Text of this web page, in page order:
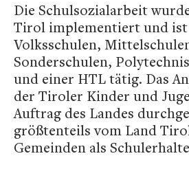
Die Schulsozialarbeit
Tirol implementiert und
Volksschulen,
Sonderschulen,
und einer HTL tätig. Das
der Tiroler Kinder und
Auftrag des Landes
größtenteils vom Land
Gemeinden als